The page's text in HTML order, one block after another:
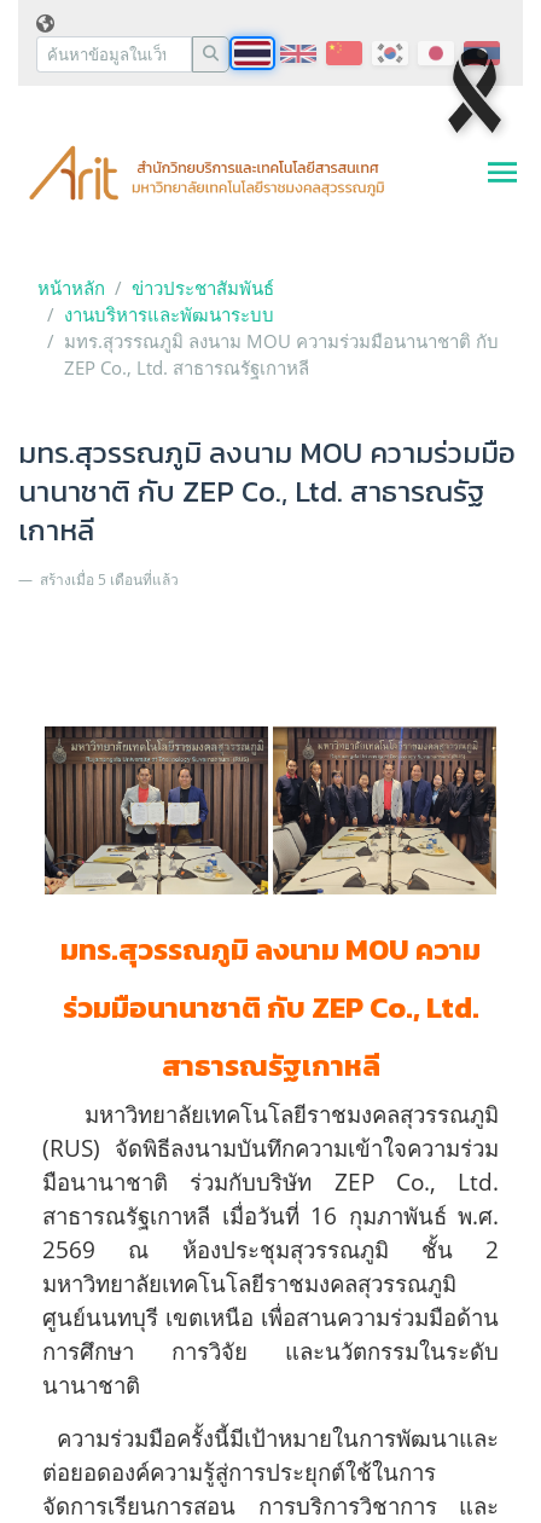
หน้าหลัก
ข่าวประชาสัมพันธ์
งานบริหารและพัฒนาระบบ
มทร.สุวรรณภูมิ ลงนาม MOU ความร่วมมือนานาชาติ กับ
ZEP Co., Ltd. สาธารณรัฐเกาหลี
มทร.สุวรรณภูมิ ลงนาม MOU ความร่วมมือ
นานาชาติ กับ ZEP Co., Ltd. สาธารณรัฐ
เกาหลี
สร้างเมื่อ 5 เดือนที่แล้ว
มทร.สุวรรณภูมิ ลงนาม MOU ความ
ร่วมมือนานาชาติ กับ ZEP Co., Ltd.
สาธารณรัฐเกาหลี
มหาวิทยาลัยเทคโนโลยีราชมงคลสุวรรณภูมิ
(RUS) จัดพิธีลงนามบันทึกความเข้าใจความร่วม
มือนานาชาติ ร่วมกับบริษัท ZEP Co., Ltd.
สาธารณรัฐเกาหลี เมื่อวันที่ 16 กุมภาพันธ์ พ.ศ.
2569 ณ ห้องประชุมสุวรรณภูมิ ชั้น 2
มหาวิทยาลัยเทคโนโลยีราชมงคลสุวรรณภูมิ
ศูนย์นนทบุรี เขตเหนือ เพื่อสานความร่วมมือด้าน
การศึกษา การวิจัย และนวัตกรรมในระดับ
นานาชาติ
ความร่วมมือครั้งนี้มีเป้าหมายในการพัฒนาและ
ต่อยอดองค์ความรู้สู่การประยุกต์ใช้ในการ
จัดการเรียนการสอน การบริการวิชาการ และ